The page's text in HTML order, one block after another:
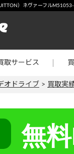
）ネヴァーフル
取サービス
取
ーン買取
-【
その
オドライブ > 買取実
無